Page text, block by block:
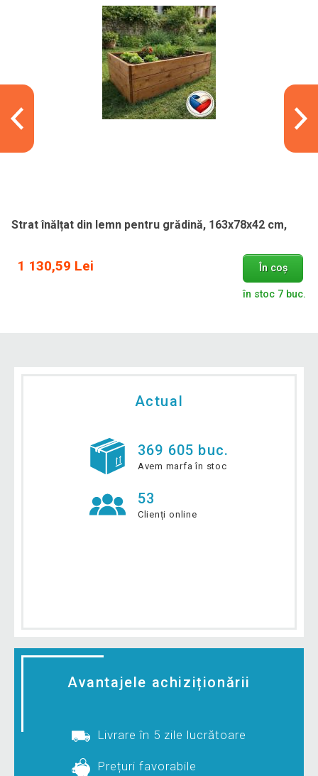
Strat înălțat din lemn pentru grădină, 163x78x42 cm,
1 130,59 Lei În coș
în stoc 7 buc.
Actual
369 605 buc.
Avem marfa în stoc
53
Clienți online
Avantajele achiziționării
Livrare în 5 zile lucrătoare
Prețuri favorabile